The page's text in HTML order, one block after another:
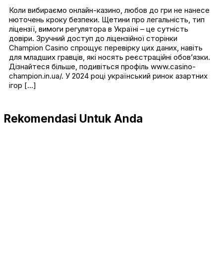
Коли вибираємо онлайн-казино, любов до гри не нанесе
нюточень кроку безпеки. Щетини про легальність, тип
ліцензії, вимоги регулятора в Україні – це сутність
довіри. Зручний доступ до ліцензійної сторінки
Champion Casino спрощує перевірку цих даних, навіть
для младших гравців, які носять реєстраційні обов’язки.
Дізнайтеся більше, подивіться профіль www.casino-
champion.in.ua/. У 2024 році український ринок азартних
ігор […]
Rekomendasi Untuk Anda